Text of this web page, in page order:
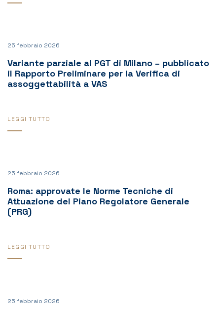
25 febbraio 2026
Variante parziale al PGT di Milano – pubblicato
il Rapporto Preliminare per la Verifica di
assoggettabilità a VAS
LEGGI TUTTO
25 febbraio 2026
Roma: approvate le Norme Tecniche di
Attuazione del Piano Regolatore Generale
(PRG)
LEGGI TUTTO
25 febbraio 2026